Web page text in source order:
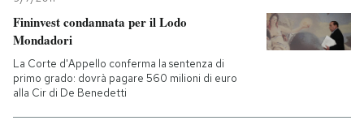
Fininvest condannata per il Lodo
Mondadori
La Corte d'Appello conferma la sentenza di
primo grado: dovrà pagare 560 milioni di euro
alla Cir di De Benedetti